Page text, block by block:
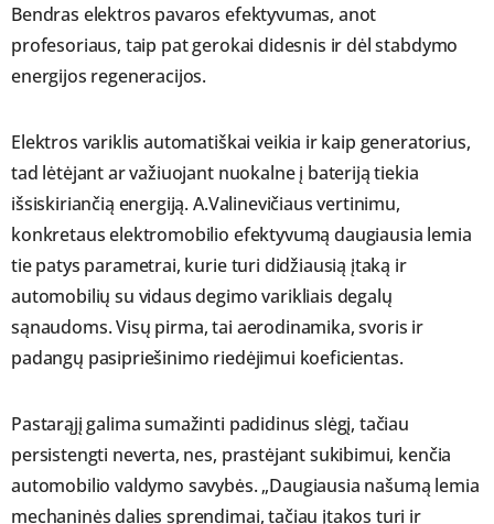
Bendras elektros pavaros efektyvumas, anot
profesoriaus, taip pat gerokai didesnis ir dėl stabdymo
energijos regeneracijos.
Elektros variklis automatiškai veikia ir kaip generatorius,
tad lėtėjant ar važiuojant nuokalne į bateriją tiekia
išsiskiriančią energiją. A.Valinevičiaus vertinimu,
konkretaus elektromobilio efektyvumą daugiausia lemia
tie patys parametrai, kurie turi didžiausią įtaką ir
automobilių su vidaus degimo varikliais degalų
sąnaudoms. Visų pirma, tai aerodinamika, svoris ir
padangų pasipriešinimo riedėjimui koeficientas.
Pastarąjį galima sumažinti padidinus slėgį, tačiau
persistengti neverta, nes, prastėjant sukibimui, kenčia
automobilio valdymo savybės. „Daugiausia našumą lemia
mechaninės dalies sprendimai, tačiau įtakos turi ir